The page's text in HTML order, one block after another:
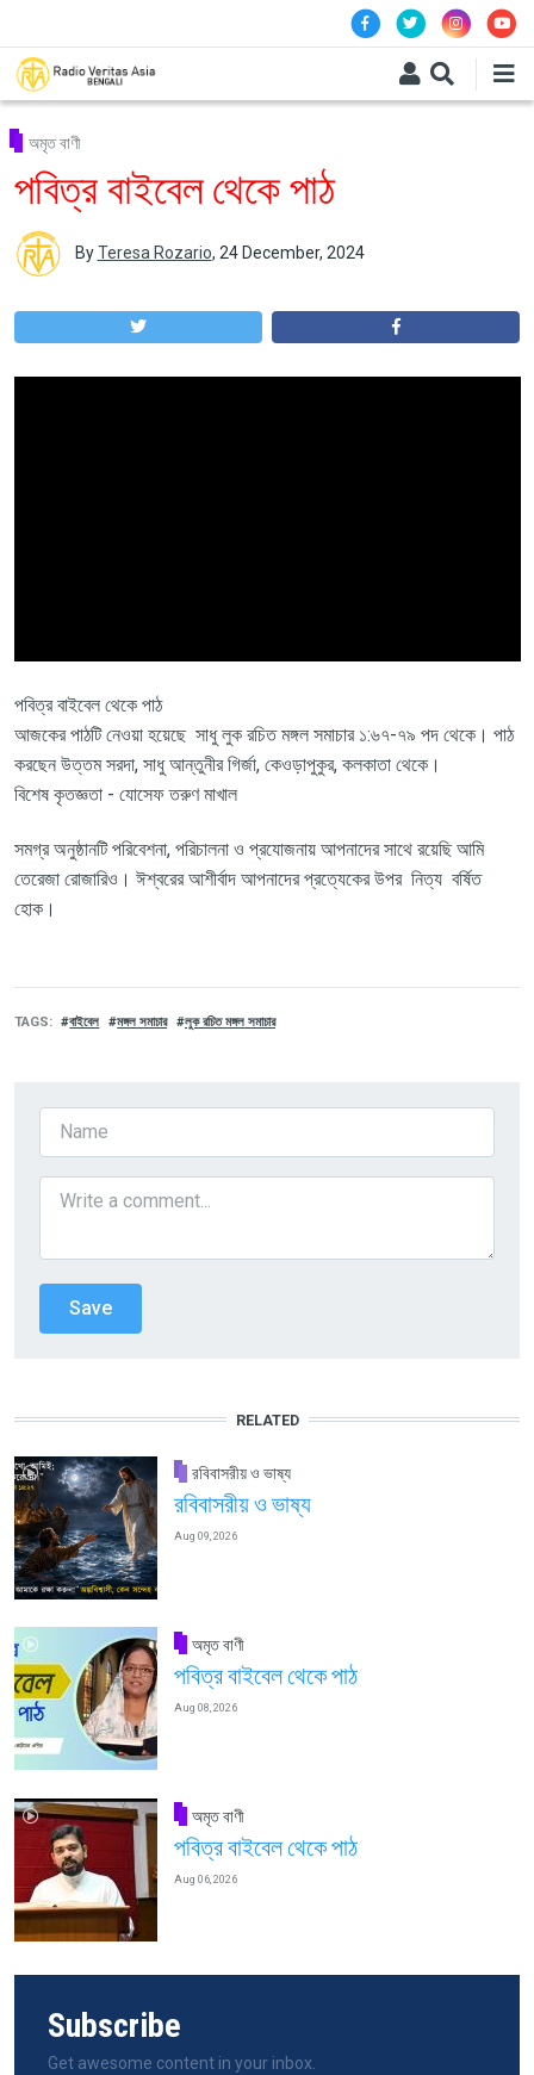
অমৃত বাণী
পবিত্র বাইবেল থেকে পাঠ
ByTeresa Rozario, 24 December, 2024
পবিত্র বাইবেল থেকে পাঠ
আজকের পাঠটি নেওয়া হয়েছে সাধু লুক রচিত মঙ্গল সমাচার ১:৬৭-৭৯ পদ থেকে। পাঠ
করছেন উত্তম সরদা, সাধু আন্তুনীর গির্জা, কেওড়াপুকুর, কলকাতা থেকে।
বিশেষ কৃতজ্ঞতা - যোসেফ তরুণ মাখাল
সমগ্র অনুষ্ঠানটি পরিবেশনা, পরিচালনা ও প্রযোজনায় আপনাদের সাথে রয়েছি আমি
তেরেজা রোজারিও। ঈশ্বরের আশীর্বাদ আপনাদের প্রত্যেকের উপর নিত্য বর্ষিত
হোক।
TAGS বাইবেল মঙ্গল সমাচার লুক রচিত মঙ্গল সমাচার
RELATED
রবিবাসরীয় ও ভাষ্য
রবিবাসরীয় ও ভাষ্য
Aug 09, 2026
অমৃত বাণী
পবিত্র বাইবেল থেকে পাঠ
Aug 08, 2026
অমৃত বাণী
পবিত্র বাইবেল থেকে পাঠ
Aug 06, 2026
Subscribe
Get awesome content in your inbox.